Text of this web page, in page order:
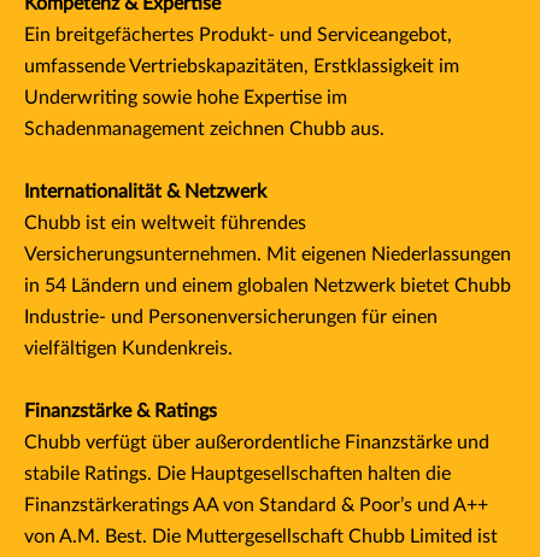
Ein breitgefächertes Produkt- und Serviceangebot,
umfassende Vertriebskapazitäten, Erstklassigkeit im
Underwriting sowie hohe Expertise im
Schadenmanagement zeichnen Chubb aus.
Internationalität & Netzwerk
Chubb ist ein weltweit führendes
Versicherungsunternehmen. Mit eigenen Niederlassungen
in 54 Ländern und einem globalen Netzwerk bietet Chubb
Industrie- und Personenversicherungen für einen
vielfältigen Kundenkreis.
Finanzstärke & Ratings
Chubb verfügt über außerordentliche Finanzstärke und
stabile Ratings. Die Hauptgesellschaften halten die
Finanzstärkeratings AA von Standard & Poor’s und A++
von A.M. Best. Die Muttergesellschaft Chubb Limited ist